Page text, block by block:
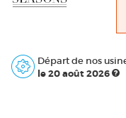
Départ de nos
le 20 août 2026